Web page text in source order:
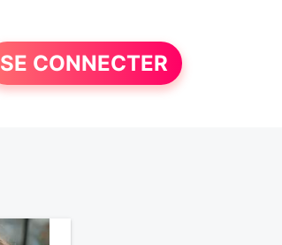
SE CONNECTER